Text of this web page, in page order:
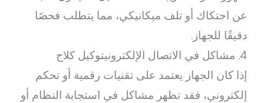
عن احتكاك أو تلف ميكانيكي، مما يتطلب فحصًا
دقيقًا للجهاز.
4. مشاكل في الاتصال الإلكترونيتوكيل كلاج
إذا كان الجهاز يعتمد على تقنيات رقمية أو تحكم
إلكتروني، فقد تظهر مشاكل في استجابة النظام أو